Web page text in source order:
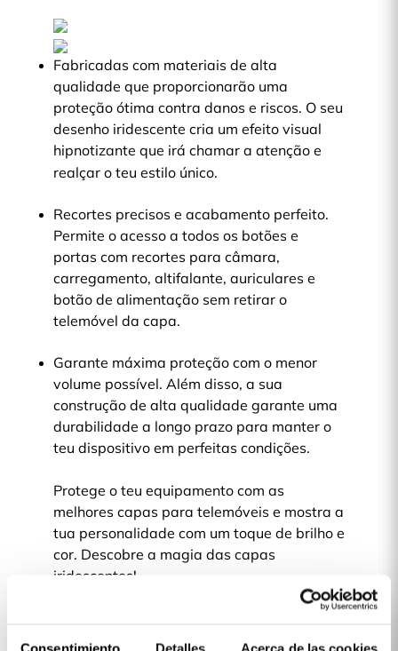
Fabricadas com materiais de alta
qualidade que proporcionarão uma
proteção ótima contra danos e riscos. O seu
desenho iridescente cria um efeito visual
hipnotizante que irá chamar a atenção e
realçar o teu estilo único.
Recortes precisos e acabamento perfeito.
Permite o acesso a todos os botões e
portas com recortes para câmara,
carregamento, altifalante, auriculares e
botão de alimentação sem retirar o
telemóvel da capa.
Garante máxima proteção com o menor
volume possível. Além disso, a sua
construção de alta qualidade garante uma
durabilidade a longo prazo para manter o
teu dispositivo em perfeitas condições.
Protege o teu equipamento com as
melhores capas para telemóveis e mostra a
tua personalidade com um toque de brilho e
cor. Descobre a magia das capas
iridescentes!